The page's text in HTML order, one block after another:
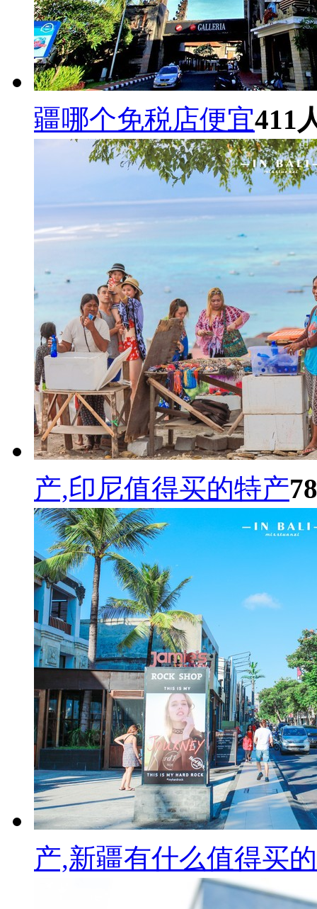
疆哪个免税店便宜411
产,印尼值得买的特产
产,新疆有什么值得买的